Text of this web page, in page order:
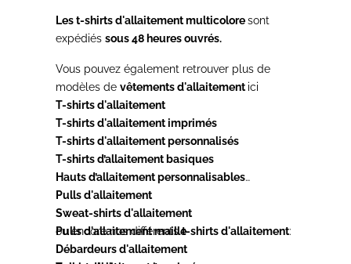
Les t-shirts d'allaitement multicoloresont
expédiés sous 48 heures ouvrés.
Vous pouvez également retrouver plus de
modèles de vêtements d'allaitement ici
T-shirts d'allaitement
T-shirts d'allaitement imprimés
T-shirts d'allaitement personnalisés
T-shirts d’allaitement basiques
Hauts d’allaitement personnalisables
Pulls d'allaitement
Sweat-shirts d'allaitement
Pulls d'allaitement maille
Débardeurs d'allaitement
ou encore nos différentst-shirts d'allaitement: